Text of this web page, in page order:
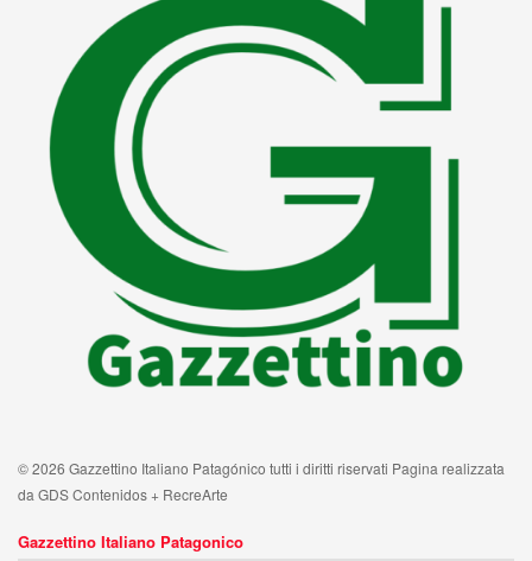
© 2026 Gazzettino Italiano Patagónico tutti i diritti riservati Pagina realizzata
da GDS Contenidos + RecreArte
Gazzettino Italiano Patagonico